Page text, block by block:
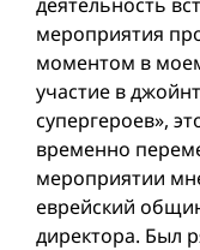
мероприятия
моментом в
участие в
супергероев»,
временно
мероприятии
еврейский
директора. Был